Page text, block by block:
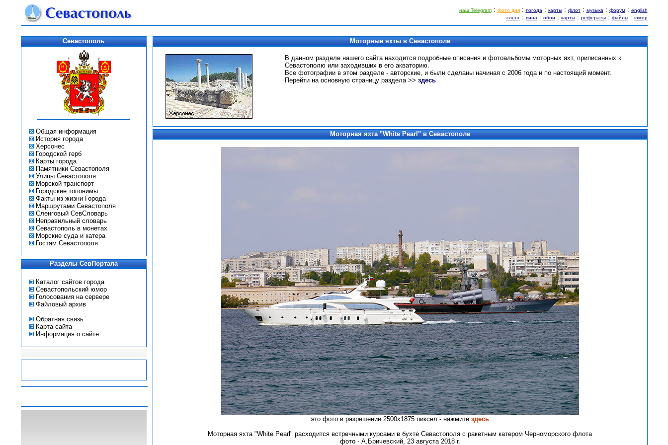
наш Telegram: фото дня: погода: карты: флот: музыка: форум: english
сленг: вина: обои : карты: рефераты: файлы: юмор
Севастополь
Общая информация
История города
Херсонес
Городской герб
Карты города
Памятники Севастополя
Улицы Севастополя
Морской транспорт
Городские топонимы
Факты из жизни Города
Маршрутами Севастополя
Сленговый СевСловарь
Неправильный словарь
Севастополь в монетах
Морские суда и катера
Гостям Севастополя
Разделы СевПортала
Каталог сайтов города
Севастопольский юмор
Голосования на сервере
Файловый архив
Обратная связь
Карта сайта
Информация о сайте
Моторные яхты в Севастополе
В данном разделе нашего сайта находится подробные описания и фотоальбомы моторных яхт, приписанных к
Севастополю или заходивших в его акваторию.
Все фотографии в этом разделе - авторские, и были сделаны начиная с 2006 года и по настоящий момент.
Перейти на основную страницу раздела >> здесь
Моторная яхта "White Pearl" в Севастополе
это фото в разрешении 2500х1875 пиксел - нажмите здесь
Моторная яхта "White Pearl" расходится встречными курсами в бухте Севастополя с ракетным катером Черноморского флота
фото - А.Бричевский, 23 августа 2018 г.